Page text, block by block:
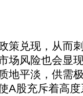
兑现，从而
场风险也会显
地平淡，供需
A股充斥着高